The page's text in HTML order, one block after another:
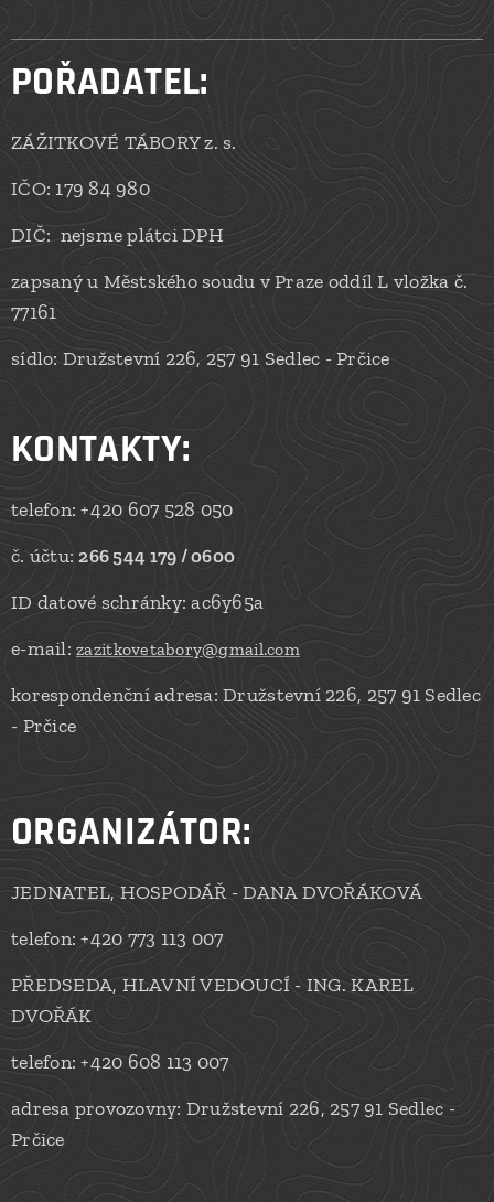
POŘADATEL:
ZÁŽITKOVÉ TÁBORY z. s.
IČO: 179 84 980
DIČ: nejsme plátci DPH
zapsaný u Městského soudu v Praze oddíl L vložka č.
77161
sídlo: Družstevní 226, 257 91 Sedlec - Prčice
KONTAKTY:
telefon: +420 607 528 050
č. účtu:266 544 179 / 0600
ID datové schránky: ac6y65a
e-mail:zazitkovetabory@gmail.com
korespondenční adresa: Družstevní 226, 257 91 Sedlec
- Prčice
ORGANIZÁTOR:
JEDNATEL, HOSPODÁŘ - DANA DVOŘÁKOVÁ
telefon: +420 773 113 007
PŘEDSEDA, HLAVNÍ VEDOUCÍ - ING. KAREL
DVOŘÁK
telefon: +420 608 113 007
adresa provozovny: Družstevní 226, 257 91 Sedlec -
Prčice